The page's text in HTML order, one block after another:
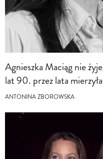
Agnieszka Maciąg nie
lat 90. przez lata
ANTONINA ZBOROWSKA